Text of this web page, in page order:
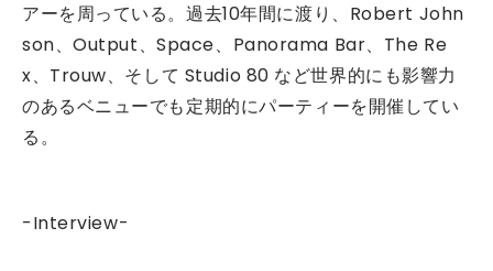
アーを周っている。過去10年間に渡り、Robert John
son、Output、Space、Panorama Bar、The Re
x、Trouw、そして Studio 80 など世界的にも影響力
のあるベニューでも定期的にパーティーを開催してい
る。
-Interview-